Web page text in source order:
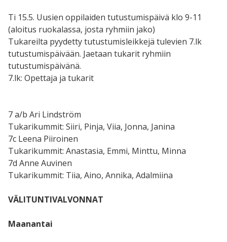
Ti 15.5. Uusien oppilaiden tutustumispäivä klo 9-11
(aloitus ruokalassa, josta ryhmiin jako)
Tukareilta pyydetty tutustumisleikkejä tulevien 7.lk
tutustumispäivään. Jaetaan tukarit ryhmiin
tutustumispäivänä.
7.lk: Opettaja ja tukarit
7 a/b Ari Lindström
Tukarikummit: Siiri, Pinja, Viia, Jonna, Janina
7c Leena Piiroinen
Tukarikummit: Anastasia, Emmi, Minttu, Minna
7d Anne Auvinen
Tukarikummit: Tiia, Aino, Annika, Adalmiina
VÄLITUNTIVALVONNAT
Maanantai